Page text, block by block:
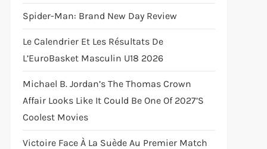
Spider-Man: Brand New Day Review
Le Calendrier Et Les Résultats De
L’EuroBasket Masculin U18 2026
Michael B. Jordan’s The Thomas Crown
Affair Looks Like It Could Be One Of 2027’s
Coolest Movies
Victoire Face À La Suède Au Premier Match